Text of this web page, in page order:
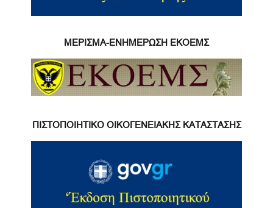
ΜΕΡΙΣΜΑ-ΕΝΗΜΕΡΩΣΗ ΕΚΟΕΜΣ
ΠΙΣΤΟΠΟΙΗΤΙΚΟ ΟΙΚΟΓΕΝΕΙΑΚΗΣ ΚΑΤΑΣΤΑΣΗΣ